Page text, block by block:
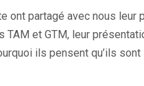
ont partagé avec nous
et GTM, leur
ils pensent qu’ils